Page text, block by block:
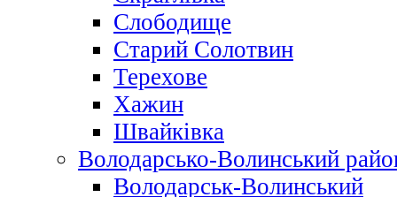
Слободище
Старий Солотвин
Терехове
Хажин
Швайківка
Володарсько-Волинський
Володарськ-Волинський